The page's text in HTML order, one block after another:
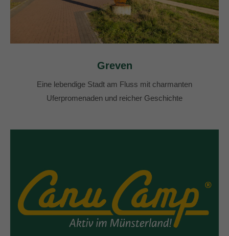
Greven
Eine lebendige Stadt am Fluss mit charmanten
Uferpromenaden und reicher Geschichte